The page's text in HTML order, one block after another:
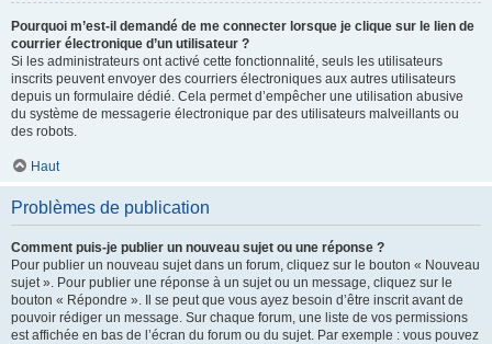
Pourquoi m’est-il demandé de me connecter lorsque je clique sur le lien de
courrier électronique d’un utilisateur ?
Si les administrateurs ont activé cette fonctionnalité, seuls les utilisateurs
inscrits peuvent envoyer des courriers électroniques aux autres utilisateurs
depuis un formulaire dédié. Cela permet d’empêcher une utilisation abusive
du système de messagerie électronique par des utilisateurs malveillants ou
des robots.
Haut
Problèmes de publication
Comment puis-je publier un nouveau sujet ou une réponse ?
Pour publier un nouveau sujet dans un forum, cliquez sur le bouton « Nouveau
sujet ». Pour publier une réponse à un sujet ou un message, cliquez sur le
bouton « Répondre ». Il se peut que vous ayez besoin d’être inscrit avant de
pouvoir rédiger un message. Sur chaque forum, une liste de vos permissions
est affichée en bas de l’écran du forum ou du sujet. Par exemple : vous pouvez